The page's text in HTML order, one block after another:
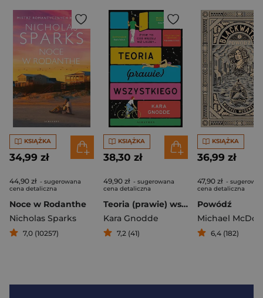
KSIĄŻKA
34,99 zł
44,90 zł - sugerowana
cena detaliczna
Noce w Rodanthe
Nicholas Sparks
7,0 (10257)
KSIĄŻKA
38,30 zł
49,90 zł - sugerowana
cena detaliczna
Teoria (prawie) wszystkiego
Kara Gnodde
7,2 (41)
KSIĄŻKA
36,99 zł
47,90 zł -
cena detaliczna
Powódź
Michael
6,4 (182)